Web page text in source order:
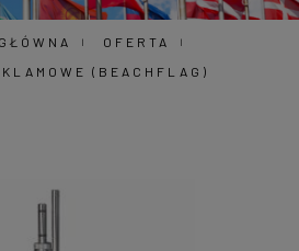
OFERTA
(BEACHFLAG)